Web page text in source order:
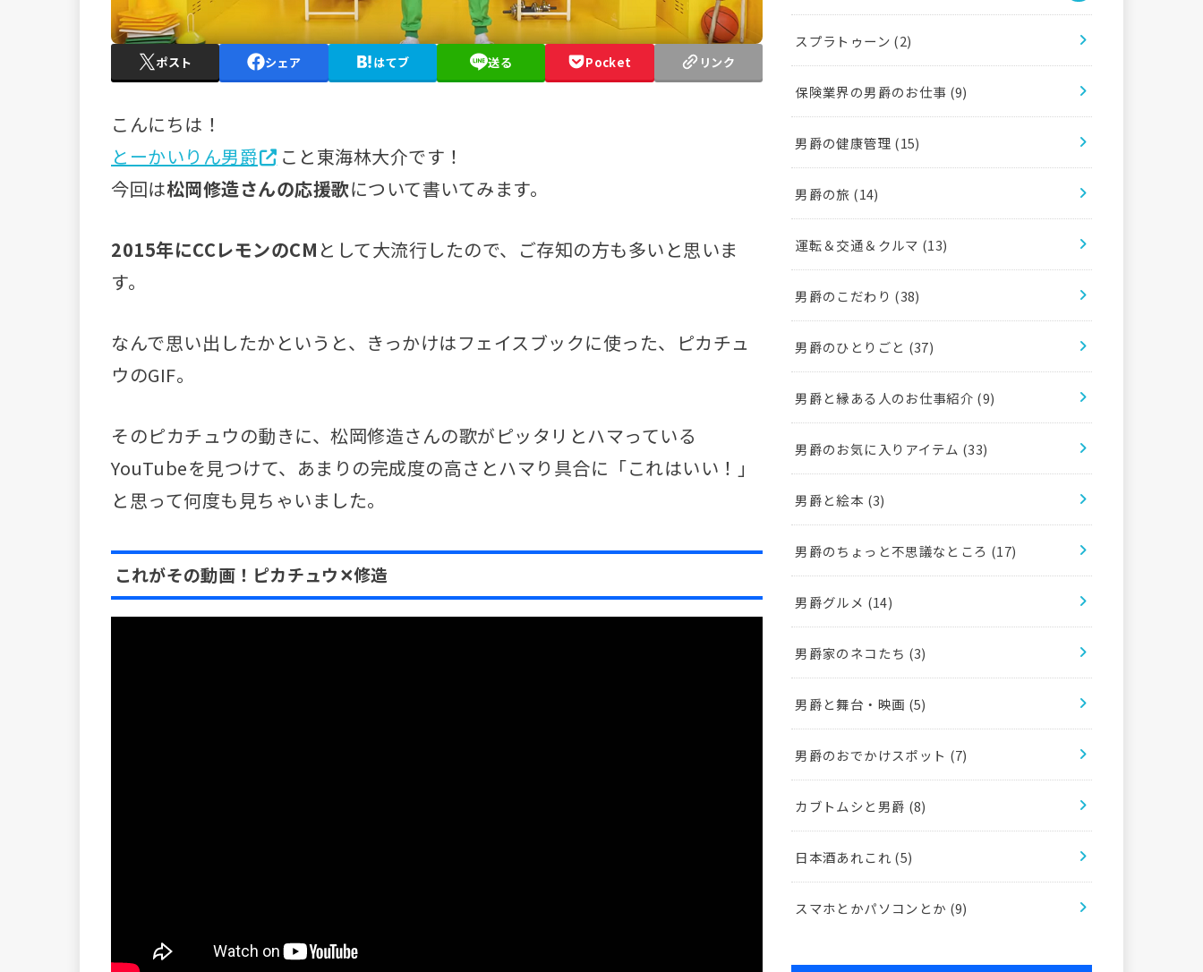
ポスト シェア はてブ 送る Pocket リンク
こんにちは！
とーかいりん男爵
こと東海林大介です！
今回は松岡修造さんの応援歌について書いてみます。
2015年にCCレモンのCM として大流行したので、ご存知の方も多いと思いま
す。
なんで思い出したかというと、きっかけはフェイスブックに使った、ピカチュ
ウのGIF。
そのピカチュウの動きに、松岡修造さんの歌がピッタリとハマっている
YouTubeを見つけて、あまりの完成度の高さとハマり具合に「これはいい！」
と思って何度も見ちゃいました。
これがその動画！ピカチュウ✕修造
スプラトゥーン (2)
保険業界の男爵のお仕事 (9)
男爵の健康管理 (15)
男爵の旅 (14)
運転＆交通＆クルマ (13)
男爵のこだわり (38)
男爵のひとりごと (37)
男爵と縁ある人のお仕事紹介 (9)
男爵のお気に入りアイテム (33)
男爵と絵本 (3)
男爵のちょっと不思議なところ (17)
男爵グルメ (14)
男爵家のネコたち (3)
男爵と舞台・映画 (5)
男爵のおでかけスポット (7)
カブトムシと男爵 (8)
日本酒あれこれ (5)
スマホとかパソコンとか (9)